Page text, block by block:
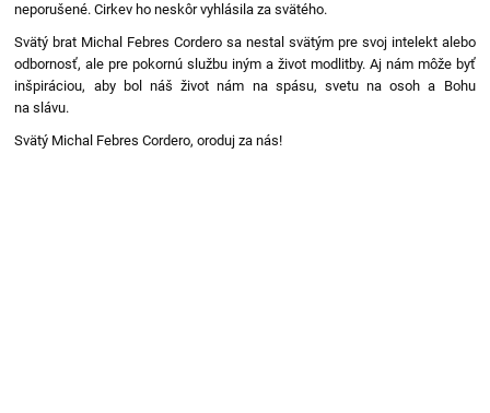
neporušené. Cirkev ho neskôr vyhlásila za svätého.
Svätý brat Michal Febres Cordero sa nestal svätým pre svoj intelekt alebo
odbornosť, ale pre pokornú službu iným a život modlitby. Aj nám môže byť
inšpiráciou, aby bol náš život nám na spásu, svetu na osoh a Bohu
na slávu.
Svätý Michal Febres Cordero, oroduj za nás!